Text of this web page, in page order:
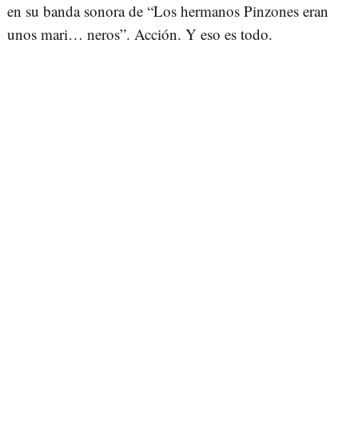
en su banda sonora de “Los hermanos Pinzones eran
unos mari… neros”. Acción. Y eso es todo.